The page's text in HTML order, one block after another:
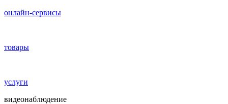
онлайн-сервисы
товары
услуги
видеонаблюдение